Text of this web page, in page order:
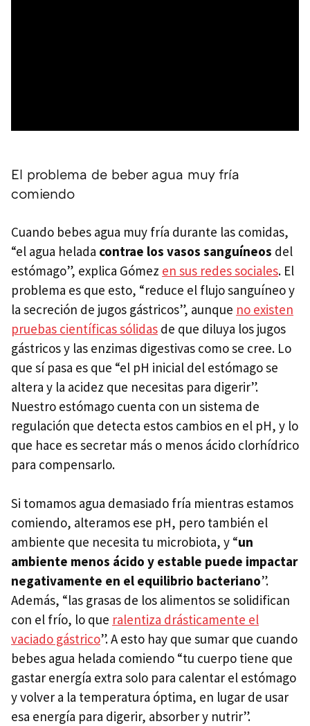
El problema de beber agua muy fría
comiendo
Cuando bebes agua muy fría durante las comidas,
“el agua helada contrae los vasos sanguíneos del
estómago”, explica Gómez en sus redes sociales. El
problema es que esto, “reduce el flujo sanguíneo y
la secreción de jugos gástricos”, aunque no existen
pruebas científicas sólidas de que diluya los jugos
gástricos y las enzimas digestivas como se cree. Lo
que sí pasa es que “el pH inicial del estómago se
altera y la acidez que necesitas para digerir”.
Nuestro estómago cuenta con un sistema de
regulación que detecta estos cambios en el pH, y lo
que hace es secretar más o menos ácido clorhídrico
para compensarlo.
Si tomamos agua demasiado fría mientras estamos
comiendo, alteramos ese pH, pero también el
ambiente que necesita tu microbiota, y “un
ambiente menos ácido y estable puede impactar
negativamente en el equilibrio bacteriano”.
Además, “las grasas de los alimentos se solidifican
con el frío, lo que ralentiza drásticamente el
vaciado gástrico”. A esto hay que sumar que cuando
bebes agua helada comiendo “tu cuerpo tiene que
gastar energía extra solo para calentar el estómago
y volver a la temperatura óptima, en lugar de usar
esa energía para digerir, absorber y nutrir”.